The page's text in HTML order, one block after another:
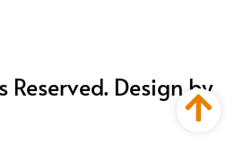
Design by